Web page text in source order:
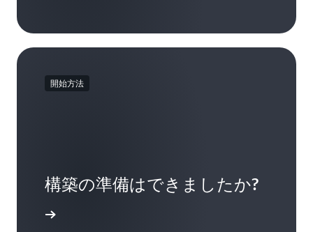
開始方法
構築の準備はできましたか?